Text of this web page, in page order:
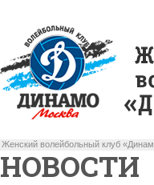
Женский волейбольный клуб
НОВОСТИ